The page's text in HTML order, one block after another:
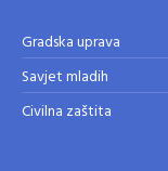
Gradska uprava
Savjet mladih
Civilna zaštita